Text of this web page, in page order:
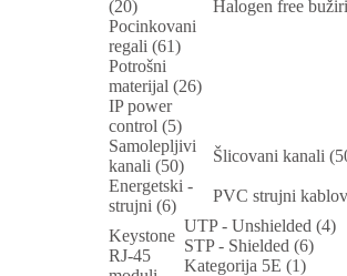
(20)
Halogen free bužiri
Pocinkovani
regali (61)
Potrošni
materijal (26)
IP power
control (5)
Samolepljivi
kanali (50)
Šlicovani kanali
Energetski -
strujni (6)
PVC strujni
Keystone
RJ-45
UTP - Unshielded (4)
STP - Shielded (6)
Kategorija 5E (1)